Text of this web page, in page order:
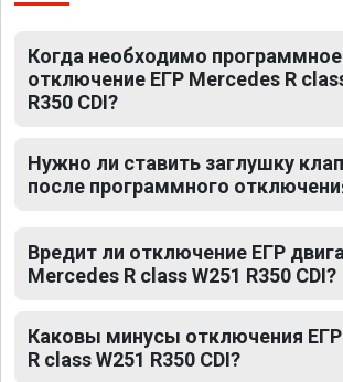
Когда необходимо программное
отключение ЕГР Mercedes R
R350 CDI?
Нужно ли ставить заглушку
после программного
Вредит ли отключение ЕГР
Mercedes R class W251 R350 CDI?
Каковы минусы отключения
R class W251 R350 CDI?